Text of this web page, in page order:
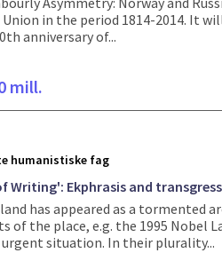
Union in the period 1814-2014.
anniversary of...
mill.
humanistiske fag
Writing': Ekphrasis and
has appeared as a tormented
of the place, e.g. the 1995 Nobel
situation. In their plurality...